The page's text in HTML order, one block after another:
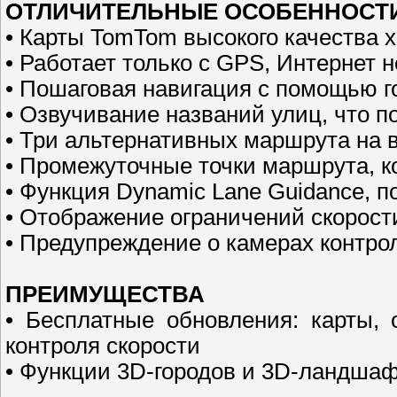
ОТЛИЧИТЕЛЬНЫЕ
• Карты TomTom высокого качества
• Работает только с GPS, Интернет
• Пошаговая навигация с помощью
• Озвучивание названий улиц, что
• Три альтернативных маршрута на
• Промежуточные точки маршрута,
• Функция Dynamic Lane Guidance,
• Отображение ограничений
• Предупреждение о камерах
ПРЕИМУЩЕСТВА
• Бесплатные обновления: карты,
контроля скорости
• Функции 3D-городов и 3D-